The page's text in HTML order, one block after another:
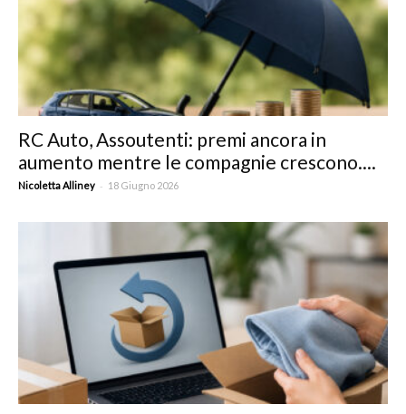
RC Auto, Assoutenti: premi ancora in
aumento mentre le compagnie crescono....
Nicoletta Alliney - 18 Giugno 2026